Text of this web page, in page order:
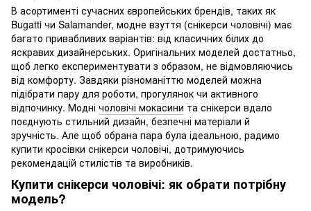
В асортименті сучасних європейських брендів, таких як
Bugatti чи Salamander, модне взуття (снікерси чоловічі) має
багато привабливих варіантів: від класичних білих до
яскравих дизайнерських. Оригінальних моделей достатньо,
щоб легко експериментувати з образом, не відмовляючись
від комфорту. Завдяки різноманіттю моделей можна
підібрати пару для роботи, прогулянок чи активного
відпочинку. Модні чоловічі мокасини та снікерси вдало
поєднують стильний дизайн, безпечні матеріали й
зручність. Але щоб обрана пара була ідеальною, радимо
купити кросівки снікерси чоловічі, дотримуючись
рекомендацій стилістів та виробників.
Купити снікерси чоловічі: як обрати потрібну
модель?